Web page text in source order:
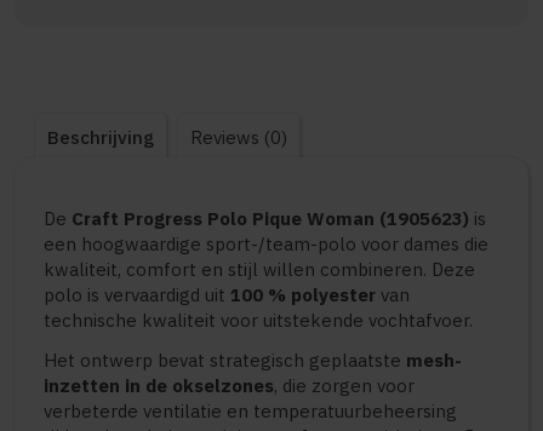
Beschrijving Reviews (0)
De Craft Progress Polo Pique Woman (1905623) is
een hoogwaardige sport-/team-polo voor dames die
kwaliteit, comfort en stijl willen combineren. Deze
polo is vervaardigd uit 100 % polyester van
technische kwaliteit voor uitstekende vochtafvoer.
Het ontwerp bevat strategisch geplaatste mesh-
inzetten in de okselzones, die zorgen voor
verbeterde ventilatie en temperatuurbeheersing